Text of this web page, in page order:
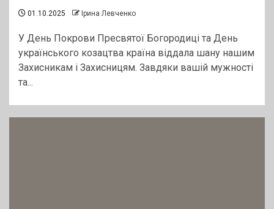
01.10.2025 Ірина Левченко
У День Покрови Пресвятої Богородиці та День
українського козацтва країна віддала шану нашим
Захисникам і Захисницям. Завдяки вашій мужності
та...